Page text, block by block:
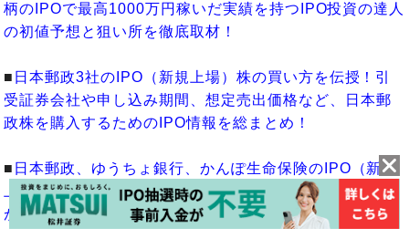
柄のIPOで最高1000万円稼いだ実績を持つIPO投資の達人
の初値予想と狙い所を徹底取材！
■ 日本郵政3社のIPO（新規上場）株の買い方を伝授！引
受証券会社や申し込み期間、想定売出価格など、日本郵
政株を購入するためのIPO情報を総まとめ！
■ 日本郵政、ゆうちょ銀行、かんぽ生命保険のIPO（新規
上場）で日経平均株価は下落する？イベント投資の達人
が大型IPO前後の動きを分析！